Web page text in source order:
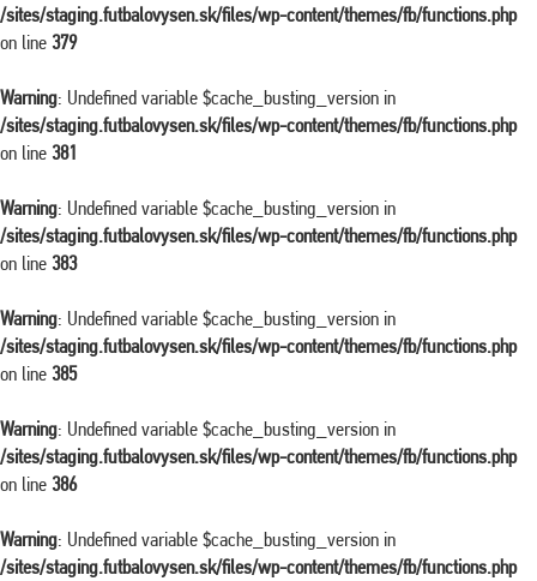
/sites/staging.futbalovysen.sk/files/wp-content/themes/fb/functions.php
on line 379
Warning: Undefined variable $cache_busting_version in
/sites/staging.futbalovysen.sk/files/wp-content/themes/fb/functions.php
on line 381
Warning: Undefined variable $cache_busting_version in
/sites/staging.futbalovysen.sk/files/wp-content/themes/fb/functions.php
on line 383
Warning: Undefined variable $cache_busting_version in
/sites/staging.futbalovysen.sk/files/wp-content/themes/fb/functions.php
on line 385
Warning: Undefined variable $cache_busting_version in
/sites/staging.futbalovysen.sk/files/wp-content/themes/fb/functions.php
on line 386
Warning: Undefined variable $cache_busting_version in
/sites/staging.futbalovysen.sk/files/wp-content/themes/fb/functions.php